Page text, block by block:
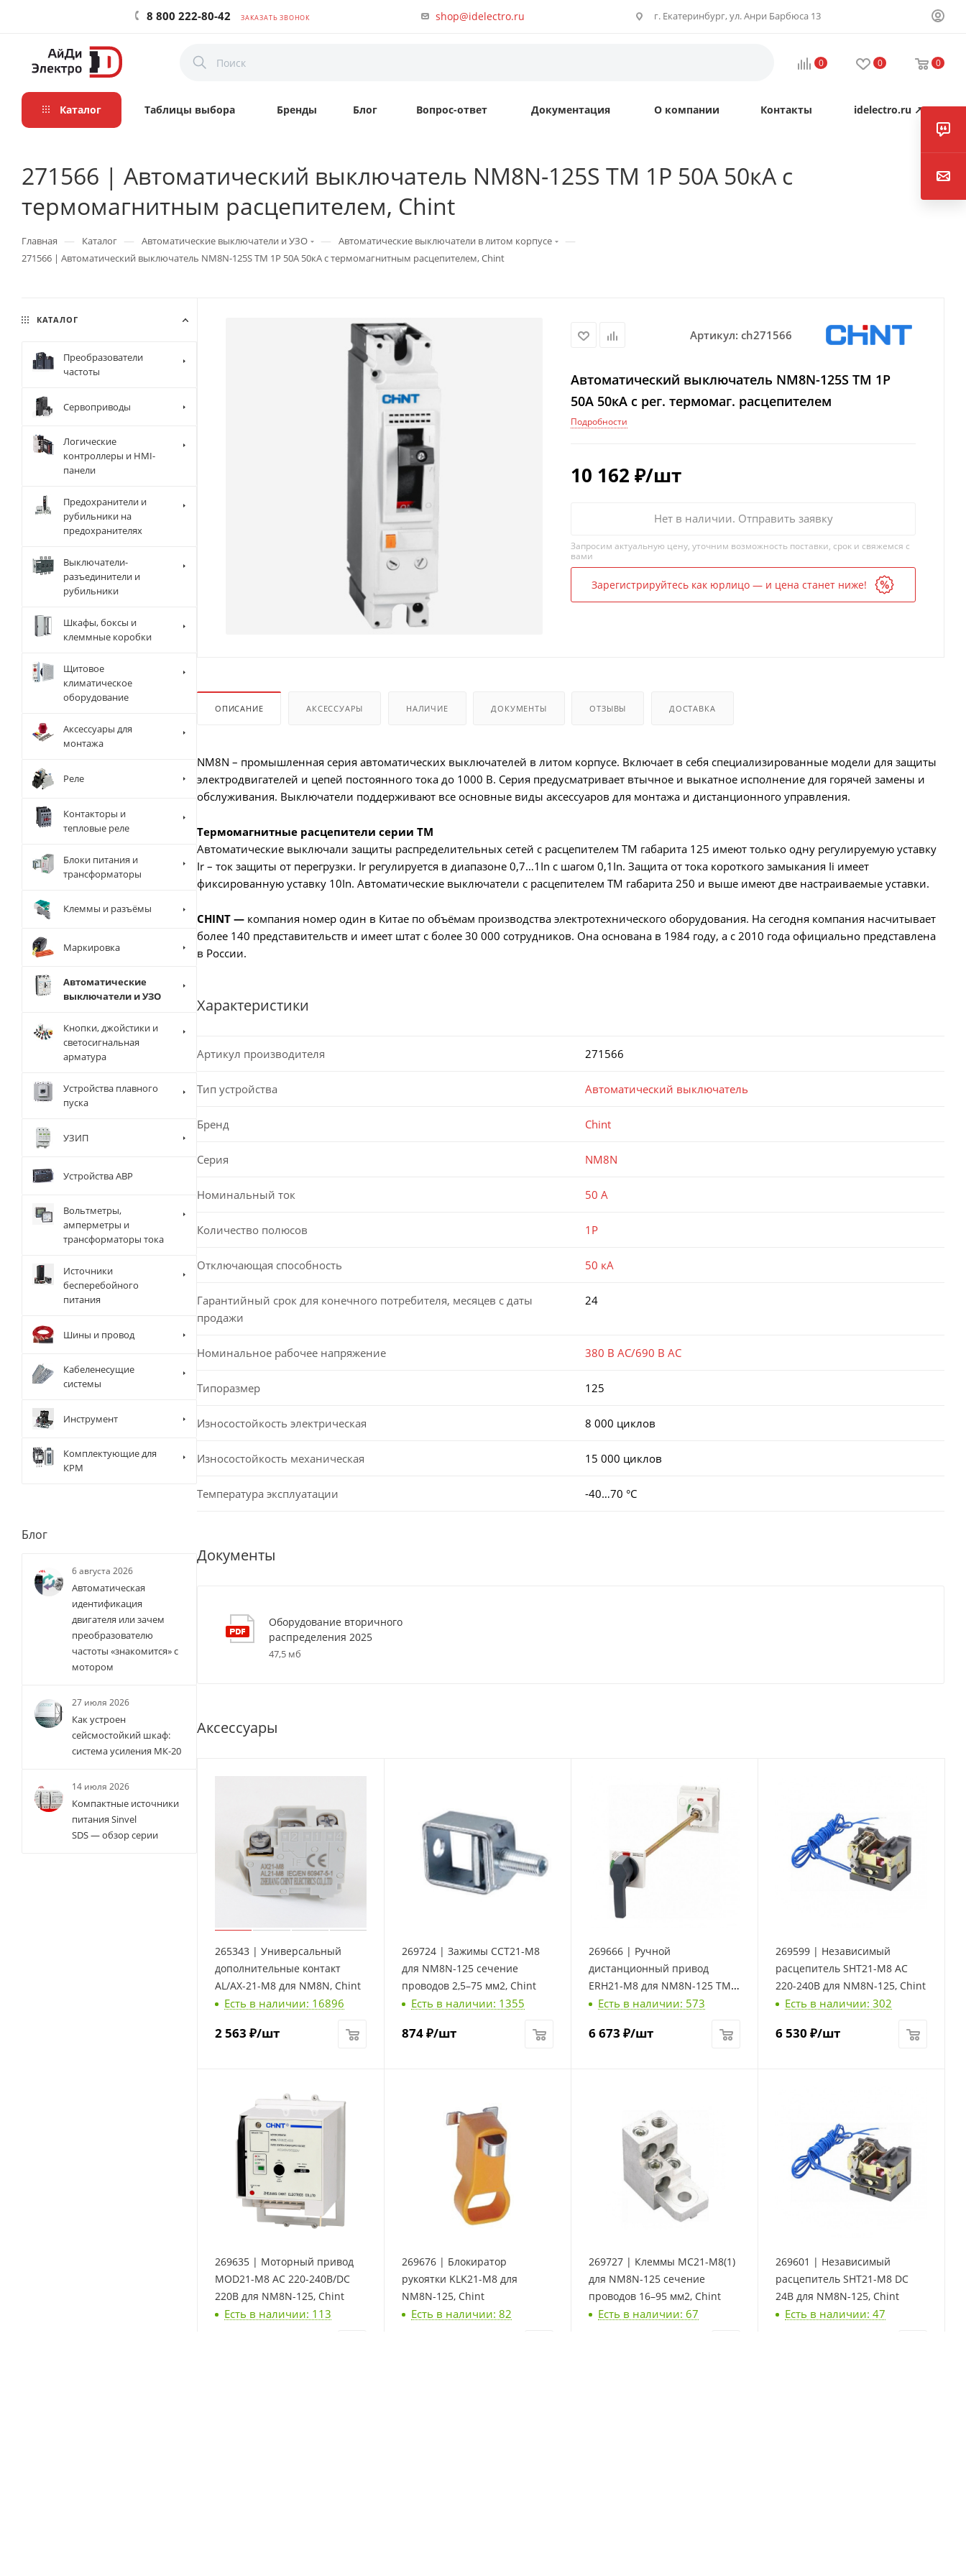
8 800 222-80-42 ЗАКАЗАТЬ ЗВОНОК shop@idelectro.ru г. Екатеринбург, ул. Анри Барбюса 13
0 0 0
Каталог Таблицы выбора Бренды Блог Вопрос-ответ Документация О компании Контакты idelectro.ru ↗
271566 | Автоматический выключатель NM8N-125S TM 1P 50А 50кА с
термомагнитным расцепителем, Chint
Главная — Каталог — Автоматические выключатели и УЗО — Автоматические выключатели в литом корпусе —
271566 | Автоматический выключатель NM8N-125S TM 1P 50А 50кА с термомагнитным расцепителем, Chint
Артикул: ch271566
Автоматический выключатель NM8N-125S TM 1P
50А 50кА с рег. термомаг. расцепителем
Подробности
10 162 ₽/шт
Нет в наличии. Отправить заявку
Запросим актуальную цену, уточним возможность поставки, срок и свяжемся с
вами
Зарегистрируйтесь как юрлицо — и цена станет ниже!
ОПИСАНИЕ АКСЕССУАРЫ НАЛИЧИЕ ДОКУМЕНТЫ ОТЗЫВЫ ДОСТАВКА
NM8N – промышленная серия автоматических выключателей в литом корпусе. Включает в себя специализированные модели для защиты
электродвигателей и цепей постоянного тока до 1000 В. Серия предусматривает втычное и выкатное исполнение для горячей замены и
обслуживания. Выключатели поддерживают все основные виды аксессуаров для монтажа и дистанционного управления.
Термомагнитные расцепители серии TM
Автоматические выключали защиты распределительных сетей с расцепителем TM габарита 125 имеют только одну регулируемую уставку
Ir – ток защиты от перегрузки. Ir регулируется в диапазоне 0,7…1In с шагом 0,1In. Защита от тока короткого замыкания Ii имеет
фиксированную уставку 10In. Автоматические выключатели c расцепителем TM габарита 250 и выше имеют две настраиваемые уставки.
CHINT — компания номер один в Китае по объёмам производства электротехнического оборудования. На сегодня компания насчитывает
более 140 представительств и имеет штат с более 30 000 сотрудников. Она основана в 1984 году, а с 2010 года официально представлена
в России.
Характеристики
Артикул производителя 271566
Тип устройства Автоматический выключатель
Бренд Chint
Серия NM8N
Номинальный ток 50 А
Количество полюсов 1P
Отключающая способность 50 кА
Гарантийный срок для конечного потребителя, месяцев с даты
продажи
24
Номинальное рабочее напряжение 380 В AC/690 В AC
Типоразмер 125
Износостойкость электрическая 8 000 циклов
Износостойкость механическая 15 000 циклов
Температура эксплуатации -40…70 °C
Документы
Оборудование вторичного
распределения 2025
47,5 мб
Аксессуары
265343 | Универсальный
дополнительные контакт
AL/AX-21-M8 для NM8N, Chint
Есть в наличии: 16896
2 563 ₽/шт
269724 | Зажимы CCT21-M8
для NM8N-125 cечение
проводов 2,5–75 мм2, Chint
Есть в наличии: 1355
874₽/шт
269666 | Ручной
дистанционный привод
ERH21-M8 для NM8N-125 TM,
Chint
Есть в наличии: 573
6 673 ₽/шт
269599 | Независимый
расцепитель SHT21-M8 AC
220-240В для NM8N-125, Chint
Есть в наличии: 302
6 530 ₽/шт
269635 | Моторный привод
MOD21-M8 AC 220-240В/DC
220В для NM8N-125, Chint
Есть в наличии: 113
269676 | Блокиратор
рукоятки KLK21-M8 для
NM8N-125, Chint
Есть в наличии: 82
269727 | Клеммы MC21-M8(1)
для NM8N-125 cечение
проводов 16–95 мм2, Chint
Есть в наличии: 67
269601 | Независимый
расцепитель SHT21-M8 DC
24В для NM8N-125, Chint
Есть в наличии: 47
КАТАЛОГ
Преобразователи
частоты
Сервоприводы
Логические
контроллеры и HMI-
панели
Предохранители и
рубильники на
предохранителях
Выключатели-
разъединители и
рубильники
Шкафы, боксы и
клеммные коробки
Щитовое
климатическое
оборудование
Аксессуары для
монтажа
Реле
Контакторы и
тепловые реле
Блоки питания и
трансформаторы
Клеммы и разъёмы
Маркировка
Автоматические
выключатели и УЗО
Кнопки, джойстики и
светосигнальная
арматура
Устройства плавного
пуска
УЗИП
Устройства АВР
Вольтметры,
амперметры и
трансформаторы тока
Источники
бесперебойного
питания
Шины и провод
Кабеленесущие
системы
Инструмент
Комплектующие для
КРМ
Блог
6 августа 2026
Автоматическая
идентификация
двигателя или зачем
преобразователю
частоты «знакомится» с
мотором
27 июля 2026
Как устроен
сейсмостойкий шкаф:
система усиления МК-20
14 июля 2026
Компактные источники
питания Sinvel
SDS — обзор серии